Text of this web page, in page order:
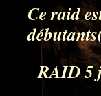
Ce raid
RAID 5